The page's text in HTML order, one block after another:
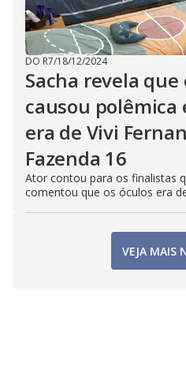
DO R7/18/12/2024
Sacha revela
causou polêmica
era de Vivi
Fazenda 16
Ator contou para os finalistas
comentou que os óculos era
VEJA MAIS